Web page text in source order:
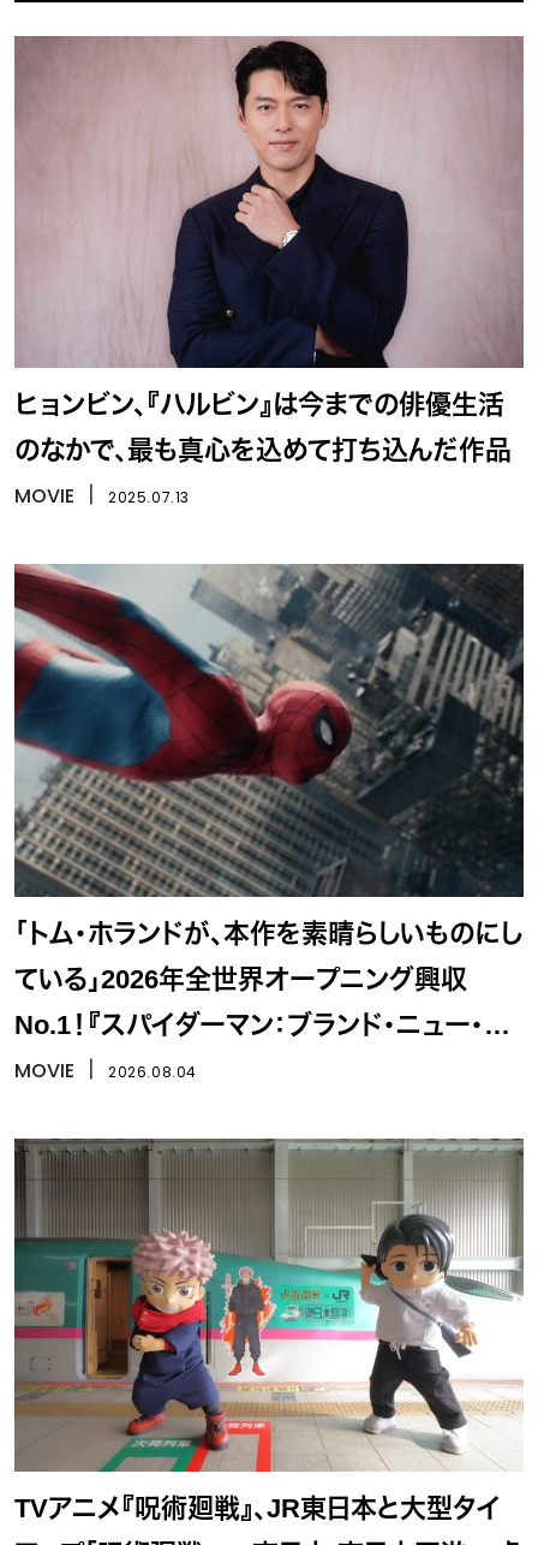
ヒョンビン、『ハルビン』は今までの俳優生活
のなかで、最も真心を込めて打ち込んだ作品
MOVIE 2025.07.13
「トム・ホランドが、本作を素晴らしいものにし
ている」2026年全世界オープニング興収
No.1！『スパイダーマン：ブランド・ニュー・デ
イ』
MOVIE 2026.08.04
TVアニメ『呪術廻戦』、JR東日本と大型タイ